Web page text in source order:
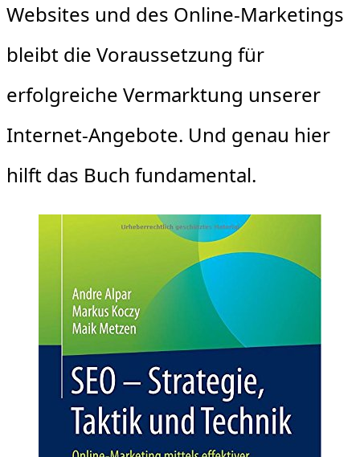
Websites und des Online-Marketings
bleibt die Voraussetzung für
erfolgreiche Vermarktung unserer
Internet-Angebote. Und genau hier
hilft das Buch fundamental.